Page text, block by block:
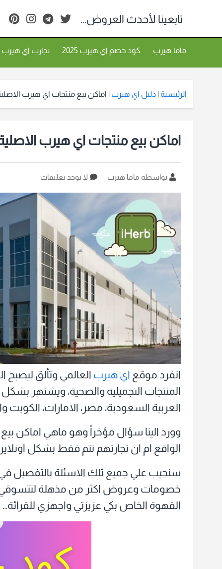
تابعينا لأحدث العروض...
ماما هيرب كود خصم اي هيرب 2025 تجارب اي هيرب
الرئيسية |دليل اي هيرب | اماكن بيع منتجات اي هيرب الاصلية
اماكن بيع منتجات اي هيرب الاصلية
كاتب
بواسطة ماما هيرب لا توجد تعليقات
بيع
بخصم
انفرد موقع اي هيرب
المنتجات التجميلية والصحية، ويشتهر
العربية السعودية، مصر، الامارات،
وورد الينا سؤال مؤخراً وهو ماهي اماكن بيع
الواقع ام ان تجارتهم تتم فقط بشكل
سنجيب علي جميع تلك الاسئلة بالتفصيل في
القهوة الخاص بكي عزيزتي واجهزي للقرائة…